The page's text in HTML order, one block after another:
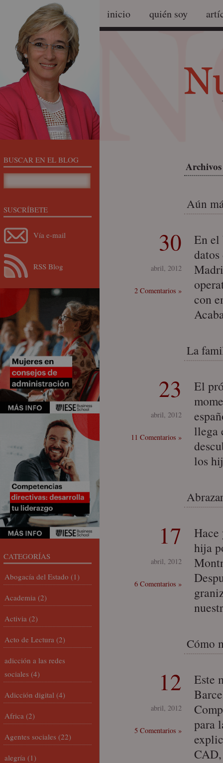
inicio quién soy
Aún
30
abril, 2012
2 Comentarios »
En el
con
La
23
abril, 2012
11 Comentarios »
El
llega
los
17
abril, 2012
6 Comentarios »
Hace
hija
Cómo
12
abril, 2012
5 Comentarios »
Este
para
BUSCAR EN EL BLOG
SUSCRÍBETE
Vía e-mail
RSS Blog
CATEGORÍAS
Abogacía del Estado (1)
Academia (2)
Activia (2)
Acto de Lectura (2)
adicción a las redes
sociales (4)
Adicción digital (4)
Africa (2)
Agentes sociales (22)
alegría (1)